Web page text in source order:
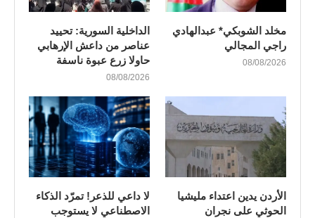
مخلد الشوبكي* عبدالهادي
راجي المجالي
08/08/2026
الداخلية السورية: تحييد
عناصر من داعش الإرهابي
حاولا زرع عبوة ناسفة
08/08/2026
الأردن يدين اعتداء مليشيا
الحوثي على نجران
لا داعي للذعر! تمرّد الذكاء
الاصطناعي لا يستوجب